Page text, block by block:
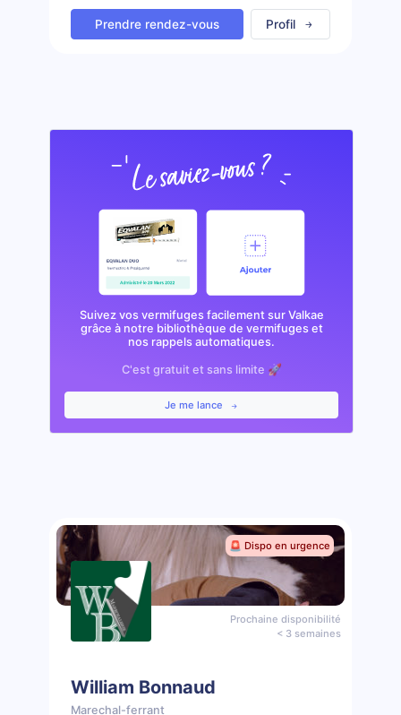
Prendre rendez-vous Profil
Suivez vos vermifuges facilement sur Valkae
grâce à notre bibliothèque de vermifuges et
nos rappels automatiques.
C'est gratuit et sans limite 🚀
Je me lance
🚨 Dispo en urgence
Prochaine disponibilité
< 3 semaines
William Bonnaud
Marechal-ferrant